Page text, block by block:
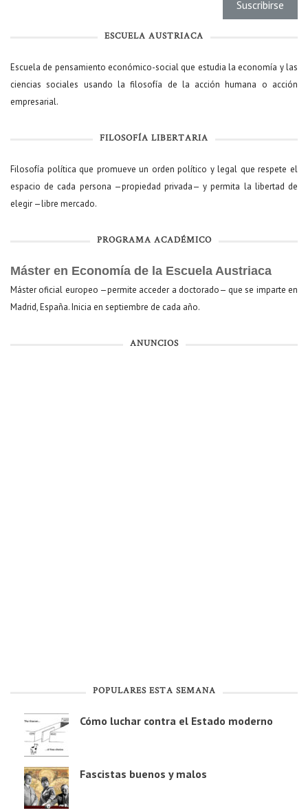
ESCUELA AUSTRIACA
Escuela de pensamiento económico-social que estudia la economía y las
ciencias sociales usando la filosofía de la acción humana o acción
empresarial.
FILOSOFÍA LIBERTARIA
Filosofía política que promueve un orden político y legal que respete el
espacio de cada persona —propiedad privada— y permita la libertad de
elegir —libre mercado.
PROGRAMA ACADÉMICO
Máster en Economía de la Escuela Austriaca
Máster oficial europeo —permite acceder a doctorado— que se imparte en
Madrid, España. Inicia en septiembre de cada año.
ANUNCIOS
POPULARES ESTA SEMANA
Cómo luchar contra el Estado moderno
Fascistas buenos y malos